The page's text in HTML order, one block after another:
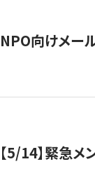
NPO向けメー
【5/14】緊急